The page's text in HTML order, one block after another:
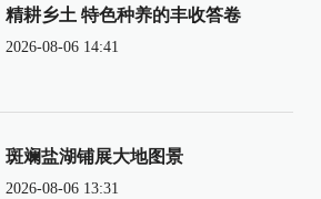
精耕乡土 特色种养的丰收答卷
2026-08-06 14:41
斑斓盐湖铺展大地图景
2026-08-06 13:31